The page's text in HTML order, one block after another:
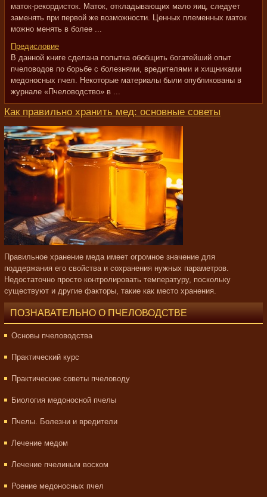
маток-рекордисток. Маток, откладывающих мало яиц, следует
заменять при первой же возможности. Ценных племенных маток
можно менять в более ...
Предисловие
В данной книге сделана попытка обобщить богатейший опыт
пчеловодов по борьбе с болезнями, вредителями и хищниками
медоносных пчел. Некоторые материалы были опубликованы в
журнале «Пчеловодство» в ...
Как правильно хранить мед: основные советы
Правильное хранение меда имеет огромное значение для
поддержания его свойства и сохранения нужных параметров.
Недостаточно просто контролировать температуру, поскольку
существуют и другие факторы, такие как место хранения.
ПОЗНАВАТЕЛЬНО О ПЧЕЛОВОДСТВЕ
Основы пчеловодства
Практический курс
Практические советы пчеловоду
Биология медоносной пчелы
Пчелы. Болезни и вредители
Лечение медом
Лечение пчелиным воском
Роение медоносных пчел